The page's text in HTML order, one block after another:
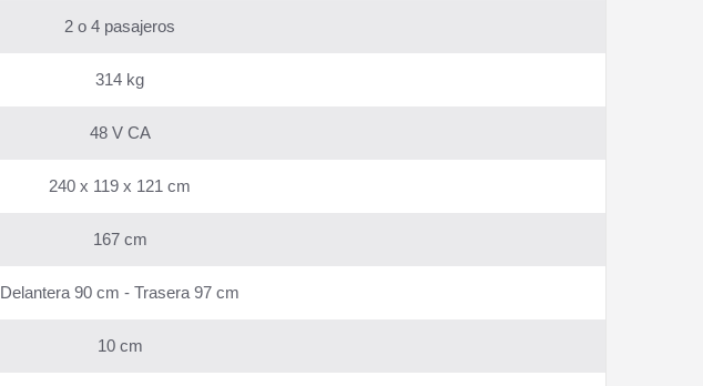
2 o 4 pasajeros
314 kg
48 V CA
240 x 119 x 121 cm
167 cm
Delantera 90 cm - Trasera 97 cm
10 cm